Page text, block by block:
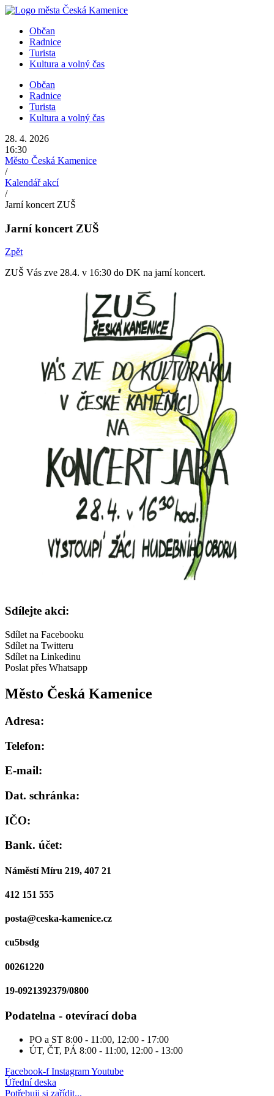
Přejít
obsahuObčan
Radnice
Turista
Kultura a volný čas
Občan
Radnice
Turista
Kultura a volný čas
28. 4. 2026
16:30
Město Česká Kamenice
/
Kalendář akcí
/
Jarní koncert ZUŠ
Jarní koncert ZUŠ
Zpět
ZUŠ Vás zve 28.4. v 16:30 do DK na jarní koncert.
Sdílejte akci:
Sdílet na Facebooku
Sdílet na Twitteru
Sdílet na Linkedinu
Poslat přes Whatsapp
Město Česká Kamenice
Adresa:
Telefon:
E-mail:
Dat. schránka:
IČO:
Bank. účet:
Náměstí Míru 219, 407 21
412 151 555
posta@ceska-kamenice.cz
cu5bsdg
00261220
19-0921392379/0800
Podatelna - otevírací doba
PO a ST 8:00 - 11:00, 12:00 - 17:00
ÚT, ČT, PÁ 8:00 - 11:00, 12:00 - 13:00
Facebook-f InstagramYoutube
Úřední deska
Potřebuji si zařídit...